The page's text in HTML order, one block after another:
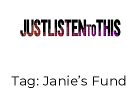
Tag: Janie’s Fund